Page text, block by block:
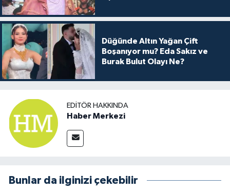
Düğünde Altın Yağan Çift
Boşanıyor mu? Eda Sakız ve
Burak Bulut Olayı Ne?
EDITÖR HAKKINDA
Haber Merkezi
Bunlar da ilginizi çekebilir